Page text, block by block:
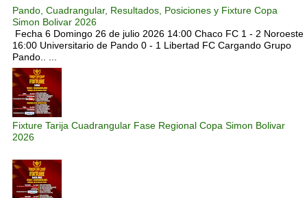
Pando, Cuadrangular, Resultados, Posiciones y Fixture Copa
Simon Bolivar 2026
Fecha 6 Domingo 26 de julio 2026 14:00 Chaco FC 1 - 2 Noroeste
16:00 Universitario de Pando 0 - 1 Libertad FC Cargando Grupo
Pando.. ...
Fixture Tarija Cuadrangular Fase Regional Copa Simon Bolivar
2026